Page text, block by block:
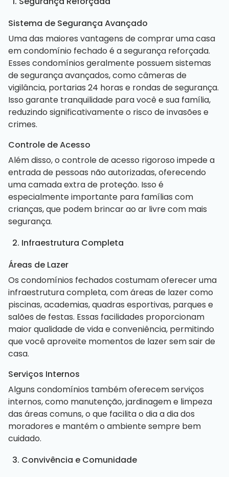
Sistema de Segurança Avançado
Uma das maiores vantagens de comprar uma casa
em condomínio fechado é a segurança reforçada.
Esses condomínios geralmente possuem sistemas
de segurança avançados, como câmeras de
vigilância, portarias 24 horas e rondas de segurança.
Isso garante tranquilidade para você e sua família,
reduzindo significativamente o risco de invasões e
crimes.
Controle de Acesso
Além disso, o controle de acesso rigoroso impede a
entrada de pessoas não autorizadas, oferecendo
uma camada extra de proteção. Isso é
especialmente importante para famílias com
crianças, que podem brincar ao ar livre com mais
segurança.
2. Infraestrutura Completa
Áreas de Lazer
Os condomínios fechados costumam oferecer uma
infraestrutura completa, com áreas de lazer como
piscinas, academias, quadras esportivas, parques e
salões de festas. Essas facilidades proporcionam
maior qualidade de vida e conveniência, permitindo
que você aproveite momentos de lazer sem sair de
casa.
Serviços Internos
Alguns condomínios também oferecem serviços
internos, como manutenção, jardinagem e limpeza
das áreas comuns, o que facilita o dia a dia dos
moradores e mantém o ambiente sempre bem
cuidado.
3. Convivência e Comunidade